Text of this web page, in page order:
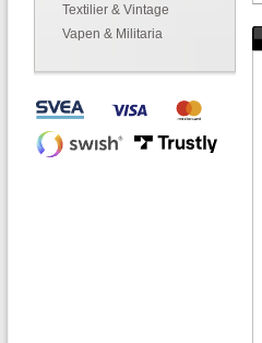
Textilier & Vintage
Vapen & Militaria